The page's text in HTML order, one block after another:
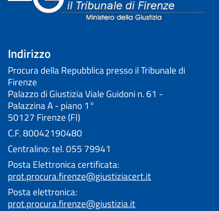
Indirizzo
Procura della Repubblica presso il Tribunale di
Firenze
Palazzo di Giustizia Viale Guidoni n. 61 -
Palazzina A - piano 1°
50127 Firenze (FI)
C.F. 80042190480
Centralino: tel. 055 79941
Posta Elettronica certificata:
prot.procura.firenze@giustiziacert.it
Posta elettronica:
prot.procura.firenze@giustizia.it